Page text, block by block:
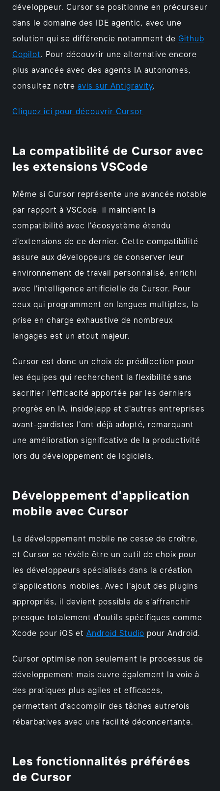
développeur. Cursor se positionne en précurseur
dans le domaine des IDE agentic, avec une
solution qui se différencie notamment de Github
Copilot . Pour découvrir une alternative encore
plus avancée avec des agents IA autonomes,
consultez notre avis sur Antigravity.
Cliquez ici pour découvrir Cursor
La compatibilité de Cursor avec
les extensions VSCode
Même si Cursor représente une avancée notable
par rapport à VSCode, il maintient la
compatibilité avec l'écosystème étendu
d'extensions de ce dernier. Cette compatibilité
assure aux développeurs de conserver leur
environnement de travail personnalisé, enrichi
avec l'intelligence artificielle de Cursor. Pour
ceux qui programment en langues multiples, la
prise en charge exhaustive de nombreux
langages est un atout majeur.
Cursor est donc un choix de prédilection pour
les équipes qui recherchent la flexibilité sans
sacrifier l'efficacité apportée par les derniers
progrès en IA. inside|app et d'autres entreprises
avant-gardistes l'ont déjà adopté, remarquant
une amélioration significative de la productivité
lors du développement de logiciels.
Développement d'application
mobile avec Cursor
Le développement mobile ne cesse de croître,
et Cursor se révèle être un outil de choix pour
les développeurs spécialisés dans la création
d'applications mobiles. Avec l'ajout des plugins
appropriés, il devient possible de s'affranchir
presque totalement d'outils spécifiques comme
Xcode pour iOS et Android Studio pour Android.
Cursor optimise non seulement le processus de
développement mais ouvre également la voie à
des pratiques plus agiles et efficaces,
permettant d'accomplir des tâches autrefois
rébarbatives avec une facilité déconcertante.
Les fonctionnalités préférées
de Cursor